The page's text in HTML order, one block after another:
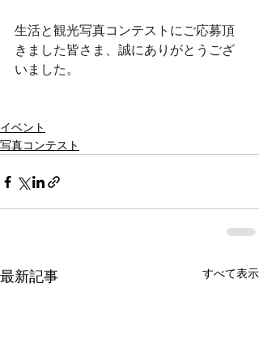
生活と観光写真コンテストにご応募頂
きました皆さま、誠にありがとうござ
いました。
イベント
写真コンテスト
最新記事 すべて表示